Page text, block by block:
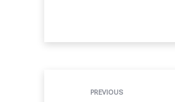
PREVIOUS